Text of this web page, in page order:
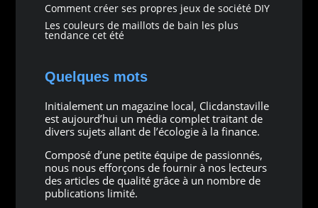
Comment créer ses propres jeux de société DIY
Les couleurs de maillots de bain les plus
tendance cet été
Quelques mots
Initialement un magazine local, Clicdanstaville
est aujourd’hui un média complet traitant de
divers sujets allant de l’écologie à la finance.
Composé d’une petite équipe de passionnés,
nous nous efforçons de fournir à nos lecteurs
des articles de qualité grâce à un nombre de
publications limité.